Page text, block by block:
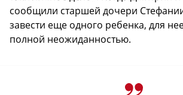
сообщили старшей дочери
завести еще одного ребенка, для
полной неожиданностью.